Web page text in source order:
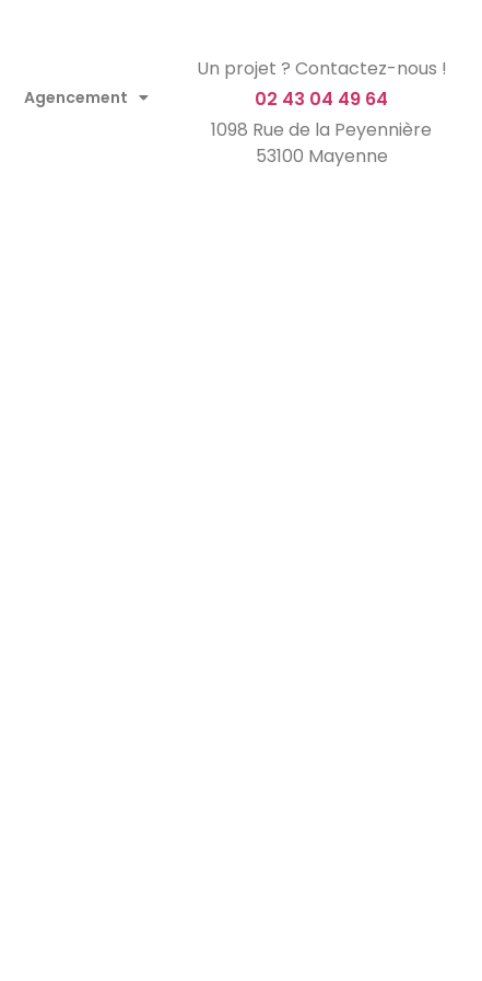
Agencement
Un projet ? Contactez-nous !
02 43 04 49 64
1098 Rue de la Peyennière
53100 Mayenne